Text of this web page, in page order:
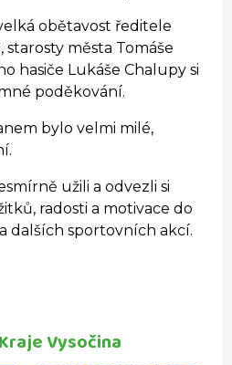
obětavost ředitele
starosty města Tomáše
hasiče Lukáše Chalupy si
poděkování.
bylo velmi milé,
užili a odvezli si
radosti a motivace do
dalších sportovních akcí.
Vysočina